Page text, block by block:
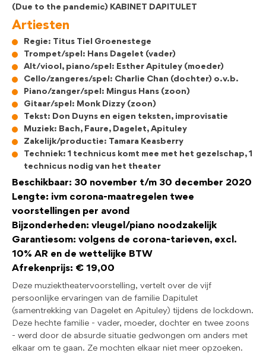
(Due to the pandemic) KABINET DAPITULET
Artiesten
Regie: Titus Tiel Groenestege
Trompet/spel: Hans Dagelet (vader)
Alt/viool, piano/spel: Esther Apituley (moeder)
Cello/zangeres/spel: Charlie Chan (dochter) o.v.b.
Piano/zanger/spel: Mingus Hans (zoon)
Gitaar/spel: Monk Dizzy (zoon)
Tekst: Don Duyns en eigen teksten, improvisatie
Muziek: Bach, Faure, Dagelet, Apituley
Zakelijk/productie: Tamara Keasberry
Techniek: 1 technicus komt mee met het gezelschap, 1
technicus nodig van het theater
Beschikbaar: 30 november t/m 30 december 2020
Lengte: ivm corona-maatregelen twee
voorstellingen per avond
Bijzonderheden: vleugel/piano noodzakelijk
Garantiesom: volgens de corona-tarieven, excl.
10% AR en de wettelijke BTW
Afrekenprijs: € 19,00
Deze muziektheatervoorstelling, vertelt over de vijf
persoonlijke ervaringen van de familie Dapitulet
(samentrekking van Dagelet en Apituley) tijdens de lockdown.
Deze hechte familie - vader, moeder, dochter en twee zoons
- werd door de absurde situatie gedwongen om anders met
elkaar om te gaan. Ze mochten elkaar niet meer opzoeken.